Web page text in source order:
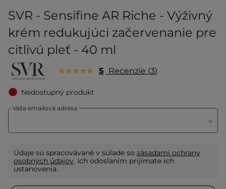
SVR - Sensifine AR Riche - Výživný
krém redukujúci začervenanie pre
citlivú pleť - 40 ml
5 Recenzie 3
Nedostupný produkt
Vaša emailová adresa
Údaje sú spracovávané v súlade so zásadami ochrany
osobných údajov. Ich odoslaním prijímate ich
ustanovenia.